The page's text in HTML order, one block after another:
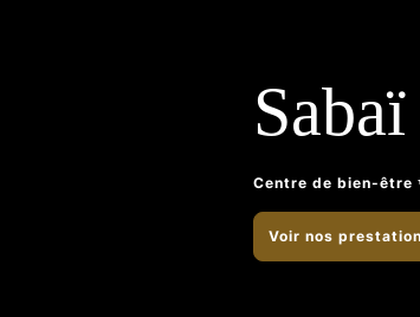
Centre de bien-être
Voir nos